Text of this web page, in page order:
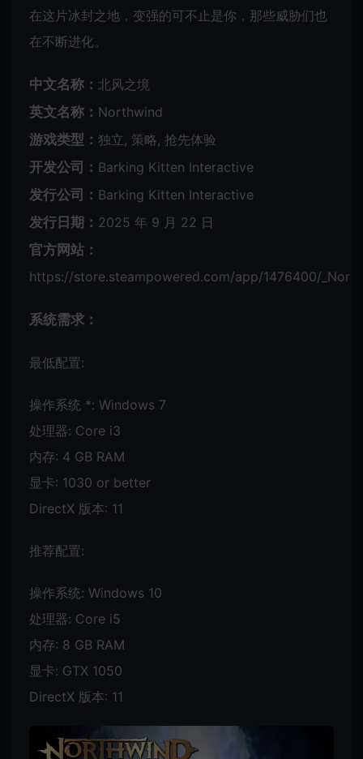
在这片冰封之地，变强的可不止是你，那些威胁们也
在不断进化。
中文名称： 北风之境
英文名称： Northwind
游戏类型： 独立, 策略, 抢先体验
开发公司： Barking Kitten Interactive
发行公司： Barking Kitten Interactive
发行日期： 2025 年 9 月 22 日
官方网站：
https://store.steampowered.com/app/1476400/
系统需求：
最低配置:
操作系统 *: Windows 7
处理器: Core i3
内存: 4 GB RAM
显卡: 1030 or better
DirectX 版本: 11
推荐配置:
操作系统: Windows 10
处理器: Core i5
内存: 8 GB RAM
显卡: GTX 1050
DirectX 版本: 11